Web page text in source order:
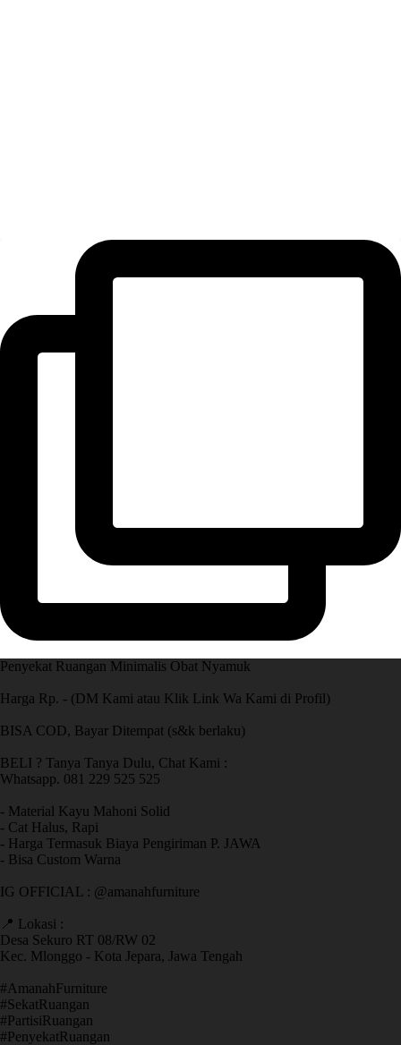
Penyekat Ruangan Minimalis Obat Nyamuk
Harga Rp. - (DM Kami atau Klik Link Wa Kami di Profil)
BISA COD, Bayar Ditempat (s&k berlaku)
BELI ? Tanya Tanya Dulu, Chat Kami :
Whatsapp. 081 229 525 525
- Material Kayu Mahoni Solid
- Cat Halus, Rapi
- Harga Termasuk Biaya Pengiriman P. JAWA
- Bisa Custom Warna
IG OFFICIAL : @amanahfurniture
📍 Lokasi :
Desa Sekuro RT 08/RW 02
Kec. Mlonggo - Kota Jepara, Jawa Tengah
​#AmanahFurniture
​#SekatRuangan
​#PartisiRuangan
​#PenyekatRuangan